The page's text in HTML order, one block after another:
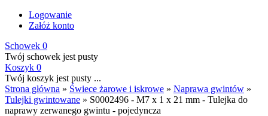
Logowanie
Załóż konto
Schowek 0
Twój schowek jest pusty
Koszyk 0
Twój koszyk jest pusty ...
Strona główna » Świece żarowe i iskrowe » Naprawa gwintów »
Tulejki gwintowane » S0002496 - M7 x 1 x 21 mm - Tulejka do
naprawy zerwanego gwintu - pojedyncza